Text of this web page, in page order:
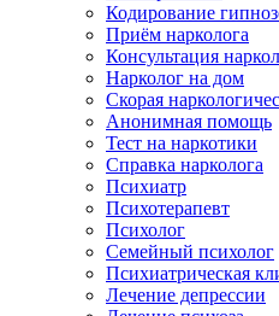
Кодирование
Приём нарколога
Консультация
Нарколог на дом
Скорая
Анонимная помощь
Тест на наркотики
Справка нарколога
Психиатр
Психотерапевт
Психолог
Семейный психолог
Психиатрическая
Лечение депрессии